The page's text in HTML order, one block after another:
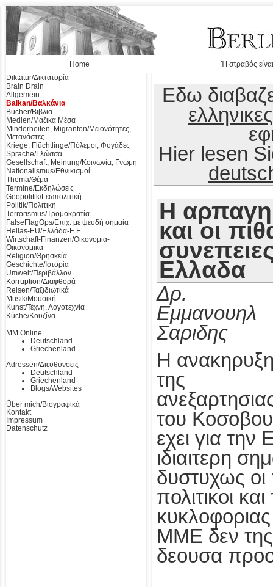
Home
Ή στραβός
Diktatur/Δικτατορία
Brain Drain
Allgemein
Balkan/Βαλκάνια
Bücher/Βιβλια
Medien/Μαζικά Μέσα
Minderheiten, Migranten/Μειονότητες,
Μετανάστες
Kriege, Flüchtlinge/Πόλεμοι, Φυγάδες
Sprache/Γλώσσα
Gesellschaft, Meinung/Κοινωνία, Γνώμη
Nationalismus/Εθνικισμοί
Thema/Θέμα
Termine/Εκδηλώσεις
Geopolitik/Γεωπολιτική
Politik/Πολιτική
Terrorismus/Τρομοκρατία
FalseFlagOps/Επιχ. με ψευδή σημαία
Hellas-EU/Ελλάδα-Ε.Ε.
Wirtschaft-Finanzen/Οικονομία-
Οικονομικά
Religion/Θρησκεία
Geschichte/Ιστορία
Umwelt/Περιβάλλον
Korruption/Διαφθορά
Reisen/Ταξιδιωτικά
Musik/Μουσική
Kunst/Τέχνη, Λογοτεχνία
Küche/Κουζίνα
MM Online
Deutschland
Griechenland
Adressen/Διευθυνσεις
Deutschland
Griechenland
Blogs/Websites
Über mich/Βιογραφικά
Kontakt
Impressum
Datenschutz
Εδω
ελληνικες
Hier lesen
Η
και οι
Ελλαδα
Δρ.
Εμμανουηλ
Σαριδης
Η
της
του
εχει για την
ιδιαιτερη
δυστυχως οι
πολιτικοι
ΜΜΕ δεν της
δεουσα